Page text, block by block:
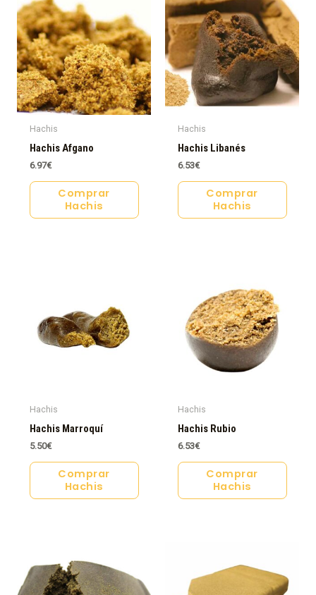
Hachis
Hachis Afgano
6.97€
Comprar
Hachis
Hachis
Hachis Libanés
6.53€
Comprar
Hachis
Hachis
Hachis Marroquí
5.50€
Comprar
Hachis
Hachis
Hachis Rubio
6.53€
Comprar
Hachis